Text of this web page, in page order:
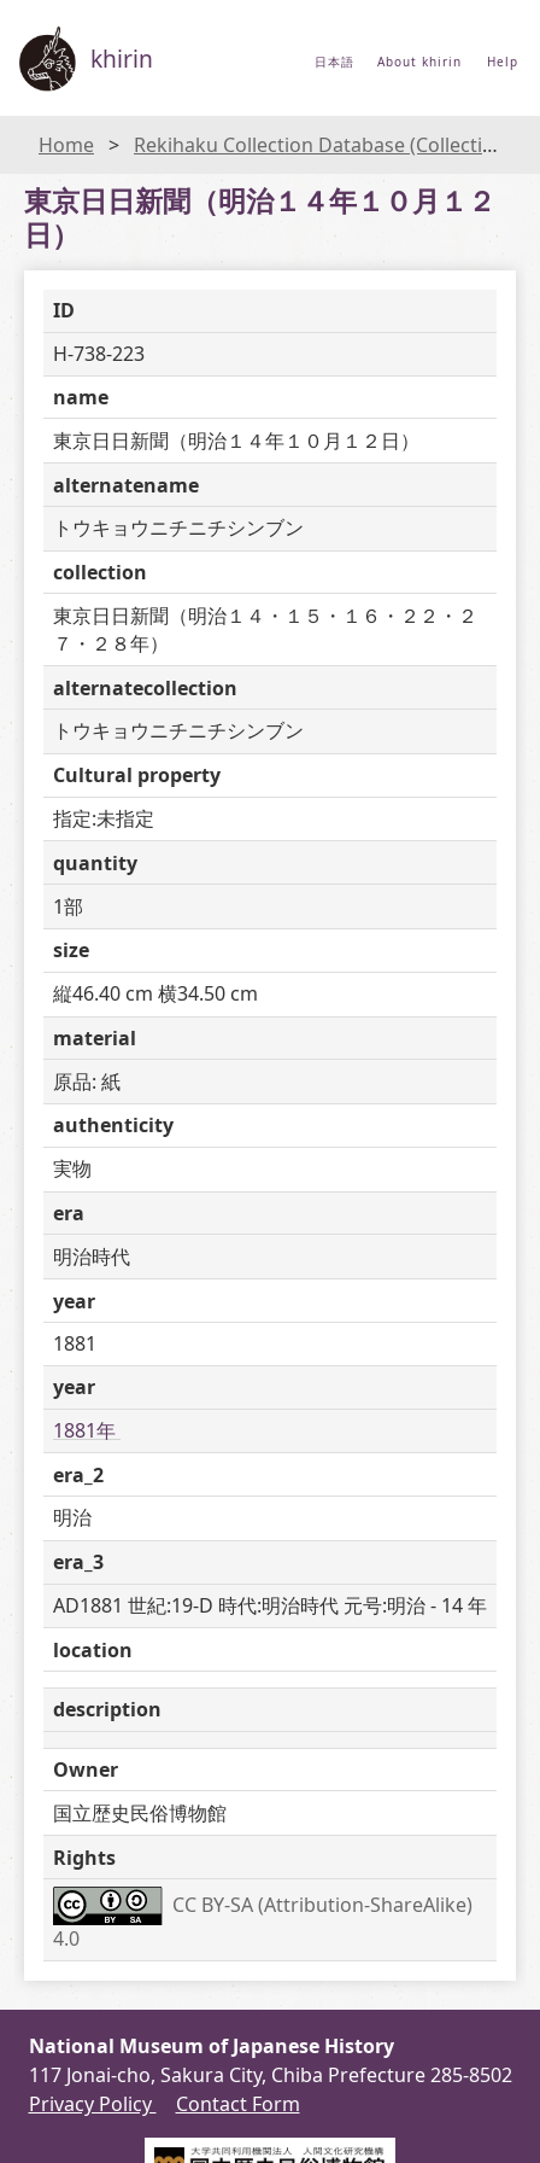
khirin 日本語 About khirin Help
Home Rekihaku Collection Database (Collections Database of the National Museum of Japanese History)
東京日日新聞（明治１４年１０月１２
日）
ID
H-738-223
name
東京日日新聞（明治１４年１０月１２日）
alternatename
トウキョウニチニチシンブン
collection
東京日日新聞（明治１４・１５・１６・２２・２
７・２８年）
alternatecollection
トウキョウニチニチシンブン
Cultural property
指定:未指定
quantity
1部
size
縦46.40 cm 横34.50 cm
material
原品: 紙
authenticity
実物
era
明治時代
year
1881
year
1881年
era_2
明治
era_3
AD1881 世紀:19-D 時代:明治時代 元号:明治 - 14 年
location
description
Owner
国立歴史民俗博物館
Rights
CC BY-SA (Attribution-ShareAlike)
4.0
National Museum of Japanese History
117 Jonai-cho, Sakura City, Chiba Prefecture 285-8502
Privacy Policy
Contact Form